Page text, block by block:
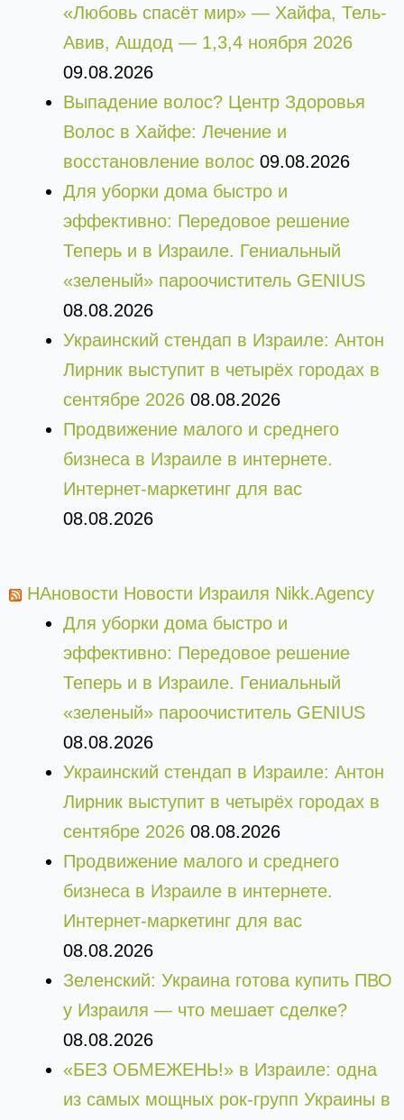
«Любовь спасёт мир» — Хайфа, Тель-
Авив, Ашдод — 1,3,4 ноября 2026
09.08.2026
Выпадение волос? Центр Здоровья
Волос в Хайфе: Лечение и
восстановление волос 09.08.2026
Для уборки дома быстро и
эффективно: Передовое решение
Теперь и в Израиле. Гениальный
«зеленый» пароочиститель GENIUS
08.08.2026
Украинский стендап в Израиле: Антон
Лирник выступит в четырёх городах в
сентябре 2026 08.08.2026
Продвижение малого и среднего
бизнеса в Израиле в интернете.
Интернет-маркетинг для вас
08.08.2026
НАновости Новости Израиля Nikk.Agency
Для уборки дома быстро и
эффективно: Передовое решение
Теперь и в Израиле. Гениальный
«зеленый» пароочиститель GENIUS
08.08.2026
Украинский стендап в Израиле: Антон
Лирник выступит в четырёх городах в
сентябре 2026 08.08.2026
Продвижение малого и среднего
бизнеса в Израиле в интернете.
Интернет-маркетинг для вас
08.08.2026
Зеленский: Украина готова купить ПВО
у Израиля — что мешает сделке?
08.08.2026
«БЕЗ ОБМЕЖЕНЬ!» в Израиле: одна
из самых мощных рок-групп Украины в